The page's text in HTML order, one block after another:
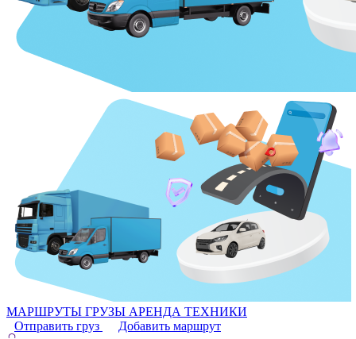
МАРШРУТЫ ГРУЗЫ АРЕНДА ТЕХНИКИ
Отправить груз
Добавить маршрут